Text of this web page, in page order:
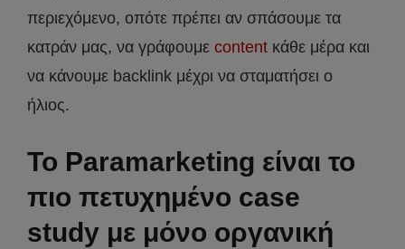
περιεχόμενο, οπότε πρέπει αν σπάσουμε τα
κατράν μας, να γράφουμε content κάθε μέρα και
να κάνουμε backlink μέχρι να σταματήσει ο
ήλιος.
Το Paramarketing είναι το
πιο πετυχημένο case
study με μόνο οργανική